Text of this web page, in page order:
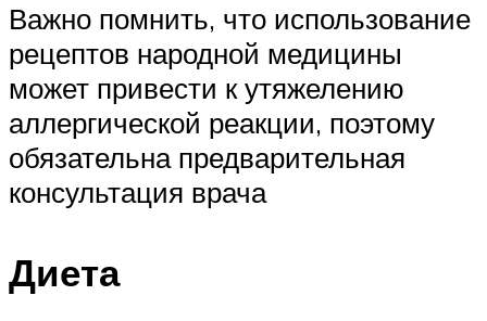
Важно помнить, что использование
рецептов народной медицины
может привести к утяжелению
аллергической реакции, поэтому
обязательна предварительная
консультация врача
Диета